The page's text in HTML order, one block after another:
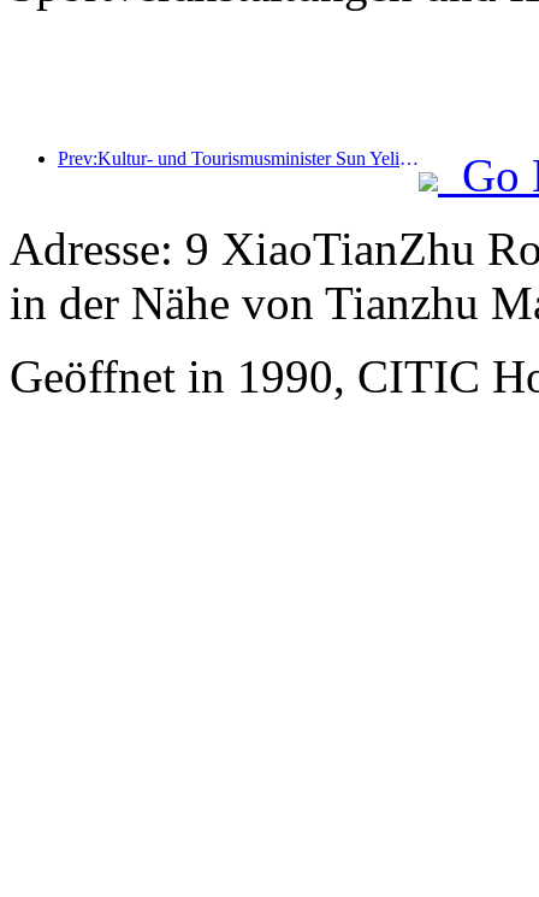
Prev:Kultur- und Tourismusminister Sun Yeli: Den Aufbau eines Tourismuszentrums fördern und das Angebot an qualitativ hochwertigen Tourismusprodukten erweitern.
Go
Adresse: 9 XiaoTianZhu
in der Nähe von Tianzhu
Geöffnet in 1990, CITIC